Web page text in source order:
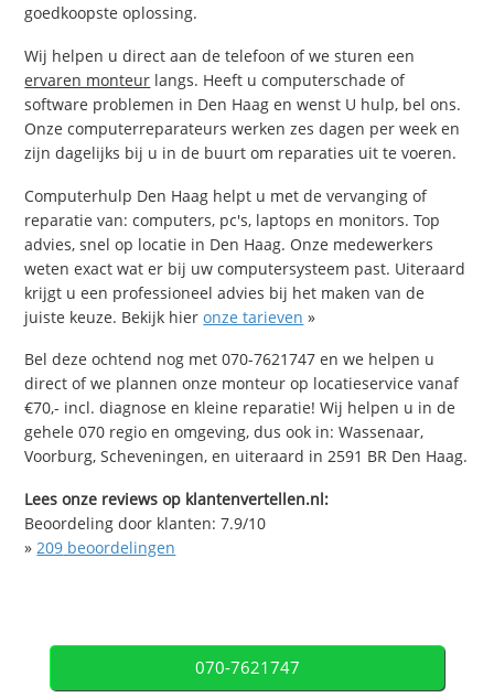
goedkoopste oplossing.
Wij helpen u direct aan de telefoon of we sturen een
ervaren monteur langs. Heeft u computerschade of
software problemen in Den Haag en wenst U hulp, bel ons.
Onze computerreparateurs werken zes dagen per week en
zijn dagelijks bij u in de buurt om reparaties uit te voeren.
Computerhulp Den Haag helpt u met de vervanging of
reparatie van: computers, pc's, laptops en monitors. Top
advies, snel op locatie in Den Haag. Onze medewerkers
weten exact wat er bij uw computersysteem past. Uiteraard
krijgt u een professioneel advies bij het maken van de
juiste keuze. Bekijk hieronze tarieven »
Bel deze ochtend nog met 070-7621747 en we helpen u
direct of we plannen onze monteur op locatieservice vanaf
€70,- incl. diagnose en kleine reparatie! Wij helpen u in de
gehele 070 regio en omgeving, dus ook in: Wassenaar,
Voorburg, Scheveningen, en uiteraard in 2591 BR Den Haag.
Lees onze reviews op klantenvertellen.nl:
Beoordeling door klanten:7.9/10
»209 beoordelingen
070-7621747